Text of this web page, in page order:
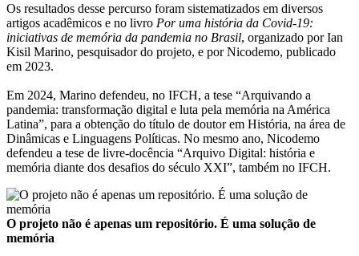
Os resultados desse percurso foram sistematizados em diversos
artigos acadêmicos e no livro Por uma história da Covid-19:
iniciativas de memória da pandemia no Brasil, organizado por Ian
Kisil Marino, pesquisador do projeto, e por Nicodemo, publicado
em 2023.
Em 2024, Marino defendeu, no IFCH, a tese “Arquivando a
pandemia: transformação digital e luta pela memória na América
Latina”, para a obtenção do título de doutor em História, na área de
Dinâmicas e Linguagens Políticas. No mesmo ano, Nicodemo
defendeu a tese de livre-docência “Arquivo Digital: história e
memória diante dos desafios do século XXI”, também no IFCH.
O projeto não é apenas um repositório. É uma solução de
memória